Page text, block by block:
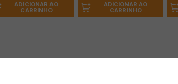
ADICIONAR AO
CARRINHO
ADICIONAR AO
CARRINHO